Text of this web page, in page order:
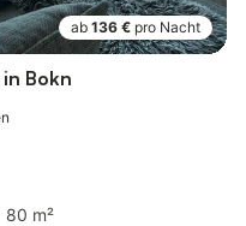
ab 136 € pro Nacht
Bokn
80 m²